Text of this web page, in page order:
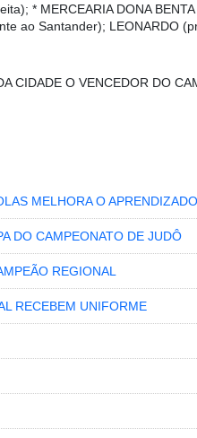
* MERCEARIA DONA
ao Santander); LEONARDO
CIDADE O VENCEDOR DO
MELHORA O APRENDIZADO
DO CAMPEONATO DE JUDÔ
REGIONAL
RECEBEM UNIFORME